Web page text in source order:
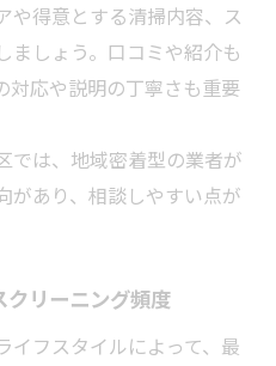
や得意とする清掃内容、ス
ましょう。口コミや紹介も
対応や説明の丁寧さも重要
では、地域密着型の業者が
があり、相談しやすい点が
クリーニング頻度
イフスタイルによって、最